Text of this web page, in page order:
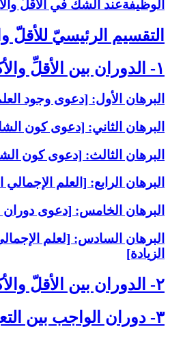
الوظيفةعند الشكّ في الأقلّ
التقسيم الرئيسيّ للأقلّ
۱- الدوران بين الأقلِّ والأكثر في الأجزاء
البرهان الأول: [دعوى وجود
البرهان الثاني: [دعوى كون
البرهان الثالث: [دعوى كون
البرهان الرابع: [العلم
البرهان الخامس: [دعوى
البرهان السادس: [لعلم
الزيادة]
۲- الدوران بين الأقلّ والأكثر في الشرائط
۳- دوران الواجب بين التعيين والتخيير العقلي‏